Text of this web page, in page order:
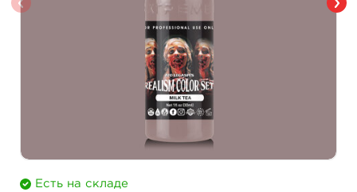
Есть на складе